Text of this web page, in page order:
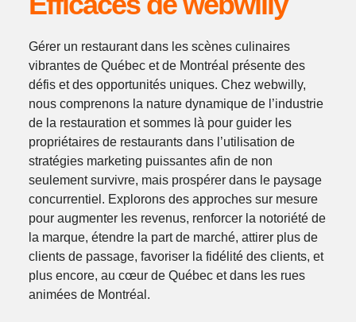
Gérer un restaurant dans les scènes culinaires
vibrantes de Québec et de Montréal présente des
défis et des opportunités uniques. Chez webwilly,
nous comprenons la nature dynamique de l’industrie
de la restauration et sommes là pour guider les
propriétaires de restaurants dans l’utilisation de
stratégies marketing puissantes afin de non
seulement survivre, mais prospérer dans le paysage
concurrentiel. Explorons des approches sur mesure
pour augmenter les revenus, renforcer la notoriété de
la marque, étendre la part de marché, attirer plus de
clients de passage, favoriser la fidélité des clients, et
plus encore, au cœur de Québec et dans les rues
animées de Montréal.